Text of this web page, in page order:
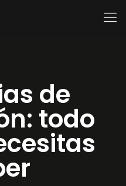
de
todo